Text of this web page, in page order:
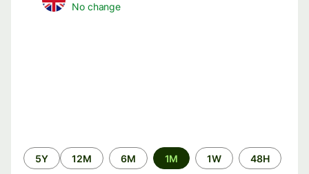
No change
الفترة
الزمنية
48H
1W
1M
6M
12M
5Y